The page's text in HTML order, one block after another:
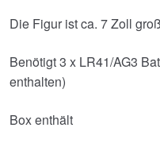
Die Figur ist ca. 7 Zoll groß
Benötigt 3 x LR41/AG3
enthalten)
Box enthält